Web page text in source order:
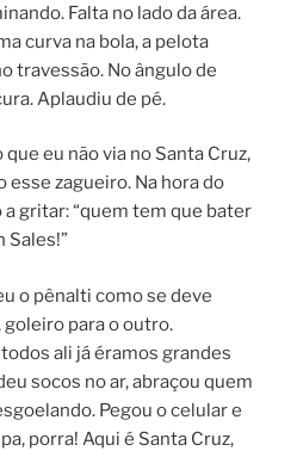
Falta no lado da área.
curva na bola, a pelota
travessão. No ângulo de
Aplaudiu de pé.
eu não via no Santa Cruz,
zagueiro. Na hora do
gritar: “quem tem que bater
Sales!”
o pênalti como se deve
goleiro para o outro.
ali já éramos grandes
socos no ar, abraçou quem
Pegou o celular e
porra! Aqui é Santa Cruz,